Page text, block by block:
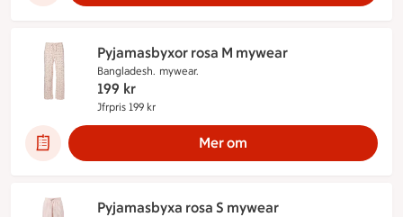
Pyjamasbyxor rosa M mywear
Bangladesh. mywear.
199 kr
Jfrpris 199 kr
Mer om
Pyjamasbyxa rosa S mywear